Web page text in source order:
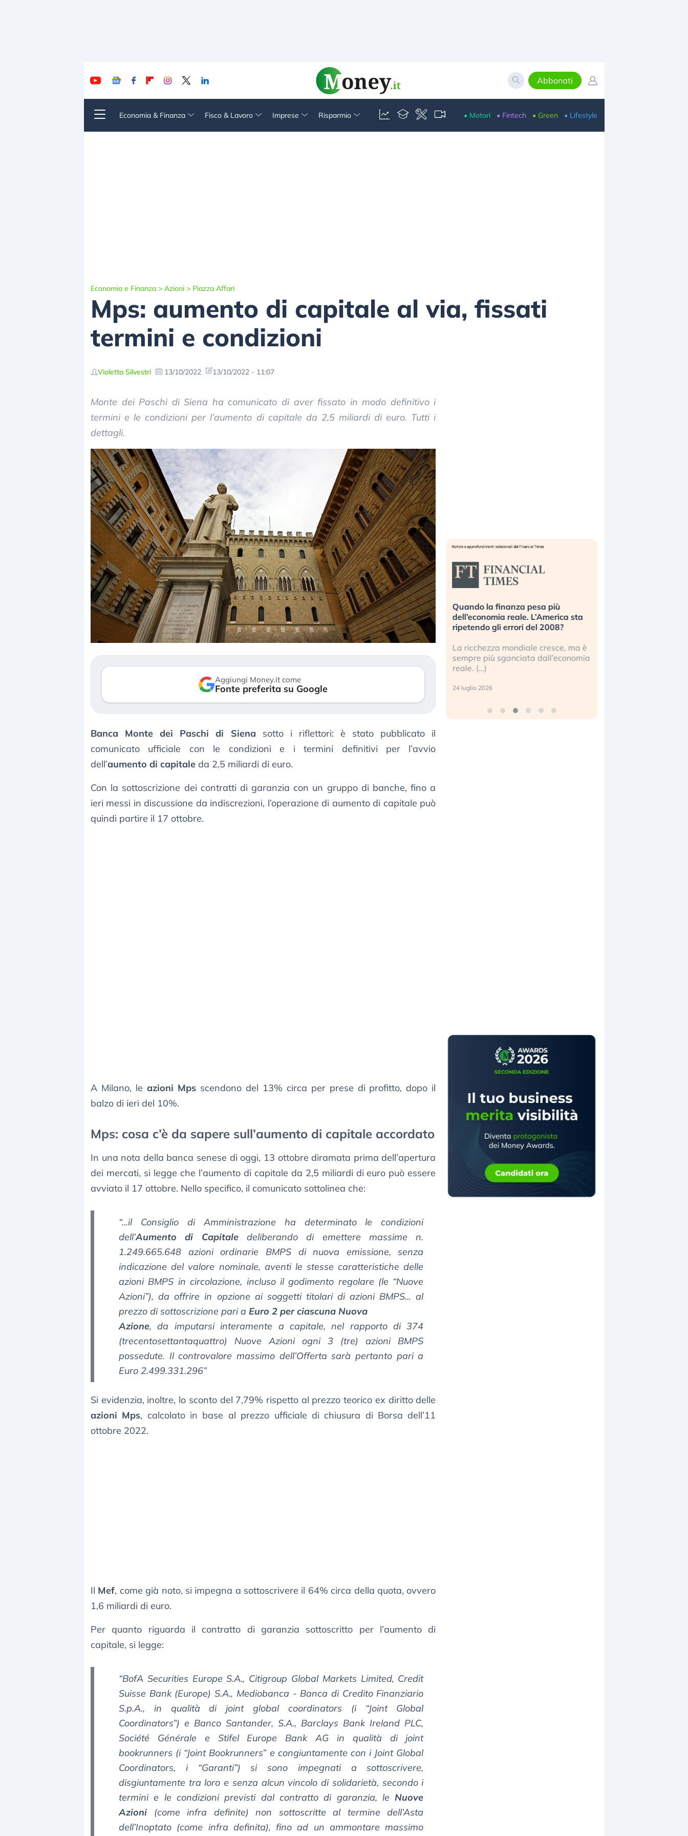
Abbonati
Economia & Finanza Fisco & Lavoro Imprese Risparmio • Motori • Fintech • Green • Lifestyle
Economia e Finanza > Azioni > Piazza Affari
Mps: aumento di capitale al via, fissati
termini e condizioni
Violetta Silvestri 13/10/2022 13/10/2022 - 11:07
Monte dei Paschi di Siena ha comunicato di aver fissato in modo definitivo i
termini e le condizioni per l’aumento di capitale da 2,5 miliardi di euro. Tutti i
dettagli.
Aggiungi Money.it come
Fonte preferita su Google
Banca Monte dei Paschi di Siena sotto i riflettori: è stato pubblicato il
comunicato ufficiale con le condizioni e i termini definitivi per l’avvio
dell’aumento di capitale da 2,5 miliardi di euro.
Con la sottoscrizione dei contratti di garanzia con un gruppo di banche, fino a
ieri messi in discussione da indiscrezioni, l’operazione di aumento di capitale può
quindi partire il 17 ottobre.
A Milano, le azioni Mpsscendono del 13% circa per prese di profitto, dopo il
balzo di ieri del 10%.
Mps: cosa c’è da sapere sull’aumento di capitale accordato
In una nota della banca senese di oggi, 13 ottobre diramata prima dell’apertura
dei mercati, si legge che l’aumento di capitale da 2,5 miliardi di euro può essere
avviato il 17 ottobre. Nello specifico, il comunicato sottolinea che:
“...il Consiglio di Amministrazione ha determinato le condizioni
dell’Aumento di Capitaledeliberando di emettere massime n.
1.249.665.648 azioni ordinarie BMPS di nuova emissione, senza
indicazione del valore nominale, aventi le stesse caratteristiche delle
azioni BMPS in circolazione, incluso il godimento regolare (le “Nuove
Azioni”), da offrire in opzione ai soggetti titolari di azioni BMPS... al
prezzo di sottoscrizione pari a Euro 2 per ciascuna Nuova
Azione, da imputarsi interamente a capitale, nel rapporto di 374
(trecentosettantaquattro) Nuove Azioni ogni 3 (tre) azioni BMPS
possedute. Il controvalore massimo dell’Offerta sarà pertanto pari a
Euro 2.499.331.296”
Si evidenzia, inoltre, lo sconto del 7,79% rispetto al prezzo teorico ex diritto delle
azioni Mps, calcolato in base al prezzo ufficiale di chiusura di Borsa dell’11
ottobre 2022.
Il Mef, come già noto, si impegna a sottoscrivere il 64% circa della quota, ovvero
1,6 miliardi di euro.
Per quanto riguarda il contratto di garanzia sottoscritto per l’aumento di
capitale, si legge:
“BofA Securities Europe S.A., Citigroup Global Markets Limited, Credit
Suisse Bank (Europe) S.A., Mediobanca - Banca di Credito Finanziario
S.p.A., in qualità di joint global coordinators (i “Joint Global
Coordinators”) e Banco Santander, S.A., Barclays Bank Ireland PLC,
Société Générale e Stifel Europe Bank AG in qualità di joint
bookrunners (i “Joint Bookrunners” e congiuntamente con i Joint Global
Coordinators, i “Garanti”) si sono impegnati a sottoscrivere,
disgiuntamente tra loro e senza alcun vincolo di solidarietà, secondo i
termini e le condizioni previsti dal contratto di garanzia, leNuove
Azioni (come infra definite) non sottoscritte al termine dell’Asta
dell’Inoptato (come infra definita), fino ad un ammontare massimo
Dalle valutazioni estreme alla
correzione. Cosa sta guidando il
repricing degli asset?
mostrando segni di stanchezza
verso le (…)
«La mia vita è rovinata». Investitori
in preda al panico dopo lo scoppio
della bolla AI
Kospi, mentre gli investitori retail (…)
30 luglio 2026
Quando la finanza pesa più
dell’economia reale. L’America sta
ripetendo gli errori del 2008?
La ricchezza mondiale cresce, ma è
sempre più sganciata dall’economia
reale. (…)
24 luglio 2026